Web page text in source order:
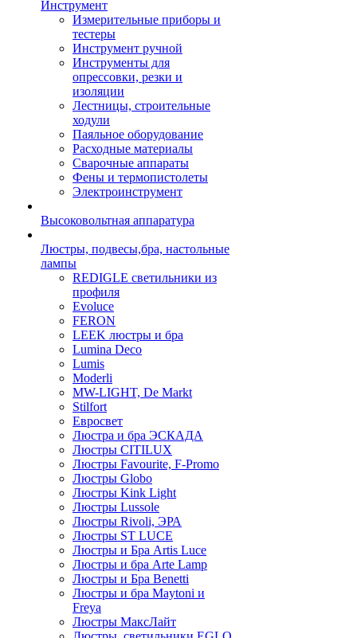
Инструмент
Измерительные приборы и
тестеры
Инструмент ручной
Инструменты для
опрессовки, резки и
изоляции
Лестницы, строительные
ходули
Паяльное оборудование
Расходные материалы
Сварочные аппараты
Фены и термопистолеты
Электроинструмент
Высоковольтная аппаратура
Люстры, подвесы,бра, настольные
лампы
REDIGLE светильники из
профиля
Evoluce
FERON
LEEK люстры и бра
Lumina Deco
Lumis
Moderli
MW-LIGHT, De Markt
Stilfort
Евросвет
Люстра и бра ЭСКАДА
Люстры CITILUX
Люстры Favourite, F-Promo
Люстры Globo
Люстры Kink Light
Люстры Lussole
Люстры Rivoli, ЭРА
Люстры ST LUCE
Люстры и Бра Artis Luce
Люстры и бра Arte Lamp
Люстры и Бра Benetti
Люстры и бра Maytoni и
Freya
Люстры МаксЛайт